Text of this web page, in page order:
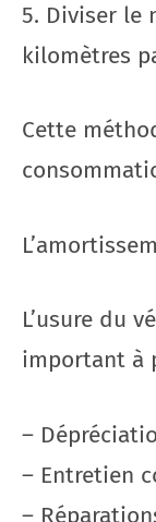
5. Diviser le
kilomètres
Cette
L’usure du
important à
–
– Entretien
–